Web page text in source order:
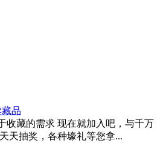
品
收藏的需求 现在就加入吧，与千万
天抽奖，各种壕礼等您拿...